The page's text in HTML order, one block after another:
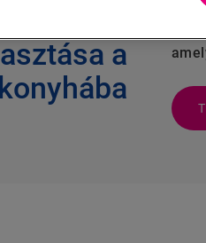
a
konyhába